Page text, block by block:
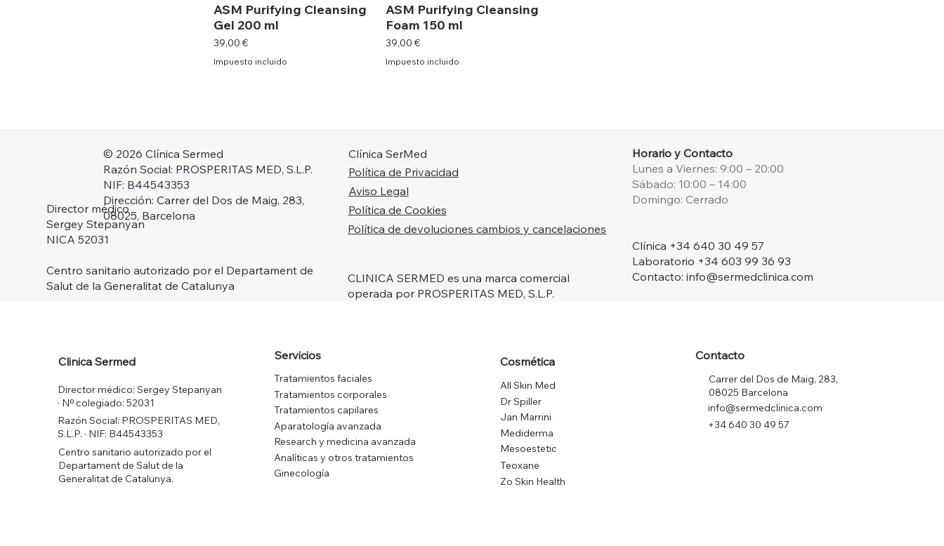
ASM Purifying Cleansing
Gel 200 ml
Precio
39,00 €
Impuesto incluido
ASM Purifying Cleansing
Foam 150 ml
Precio
39,00 €
Impuesto incluido
Director médico
Sergey Stepanyan
NICA 52031
Centro sanitario autorizado por el Departament de
Salut de la Generalitat de Catalunya
© 2026 Clínica Sermed
Razón Social: PROSPERITAS MED, S.L.P.
NIF: B44543353
Dirección: Carrer del Dos de Maig, 283,
08025, Barcelona
Clínica SerMed
Política de Privacidad
Aviso Legal
Política de Cookies
Política de devoluciones cambios y cancelaciones
CLINICA SERMED es una marca comercial
operada por PROSPERITAS MED, S.L.P.
Horario y Contacto
Lunes a Viernes: 9:00 – 20:00
Sábado: 10:00 – 14:00
Domingo: Cerrado
Clínica +34 640 30 49 57
Laboratorio +34 603 99 36 93
Contacto: info@sermedclinica.com
Clinica Sermed
Director médico: Sergey Stepanyan
· Nº colegiado: 52031
Razón Social: PROSPERITAS MED,
S.L.P. · NIF: B44543353
Centro sanitario autorizado por el
Departament de Salut de la
Generalitat de Catalunya.
Servicios
Tratamientos faciales
Tratamientos corporales
Tratamientos capilares
Aparatología avanzada
Research y medicina avanzada
Analíticas y otros tratamientos
Ginecología
Cosmética
All Skin Med
Dr Spiller
Jan Marrini
Mediderma
Mesoestetic
Teoxane
Zo Skin Health
Contacto
Carrer del Dos de Maig, 283,
08025 Barcelona
info@sermedclinica.com
+34 640 30 49 57